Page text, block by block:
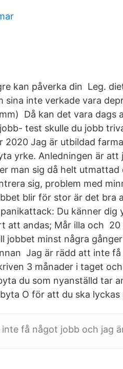
kan påverka din Leg.
sina inte verkade vara
Då kan det vara dags
test skulle du jobb
2020 Jag är utbildad
yrke. Anledningen är
man sig då helt
sig, problem med
blir för stor är det bra
Du känner
att andas; Mår illa och 20
jobbet minst några
Jag är rädd att inte
3 månader i taget
du som nyanställd tar
O för att du ska
få något jobb och jag